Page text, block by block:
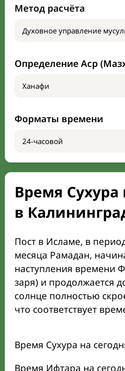
Метод расчёта
Определение Аср
Форматы времени
Время
в
Пост в Исламе, в
месяца Рамадан,
наступления времени
заря) и продолжается
солнце полностью
что соответствует
Время Сухура на
Время Ифтара на